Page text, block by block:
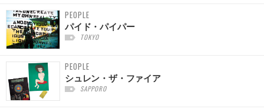
PEOPLE
パイド・パイパー
TOKYO
PEOPLE
シュレン・ザ・ファイア
SAPPORO